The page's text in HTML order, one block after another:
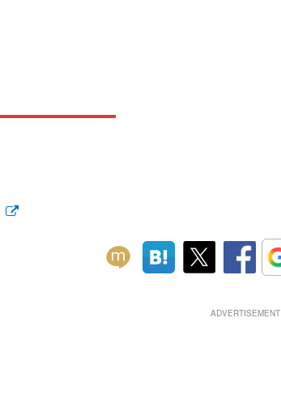
ADVERTISEMENT